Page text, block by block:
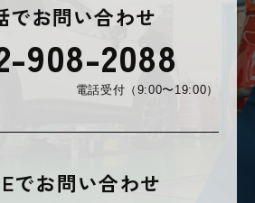
でお問い合わせ
908-2088
電話受付（9:00〜19:00）
でお問い合わせ